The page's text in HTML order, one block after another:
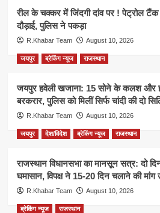
रील के चक्कर में जिंदगी दांव पर ! पेट्रोल टैंक
दौड़ाई, पुलिस ने पकड़ा
R.Khabar Team August 10, 2026
जयपुर ब्रेकिंग न्यूज राजस्थान
जयपुर हवेली खजाना: 15 सोने के कलश और
बरकरार, पुलिस को मिलीं सिर्फ चांदी की दो
R.Khabar Team August 10, 2026
जयपुर देश/विदेश ब्रेकिंग न्यूज राजस्थान
राजस्थान विधानसभा का मानसून सत्र: दो
घमासान, विपक्ष ने 15-20 दिन चलाने की मांग
R.Khabar Team August 10, 2026
ब्रेकिंग न्यूज राजस्थान